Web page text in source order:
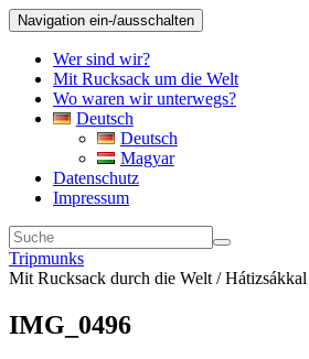
Navigation ein-/ausschalten
Wer sind wir?
Mit Rucksack um die Welt
Wo waren wir unterwegs?
Deutsch
Deutsch
Magyar
Datenschutz
Impressum
Tripmunks
Mit Rucksack durch die Welt /
IMG_0496